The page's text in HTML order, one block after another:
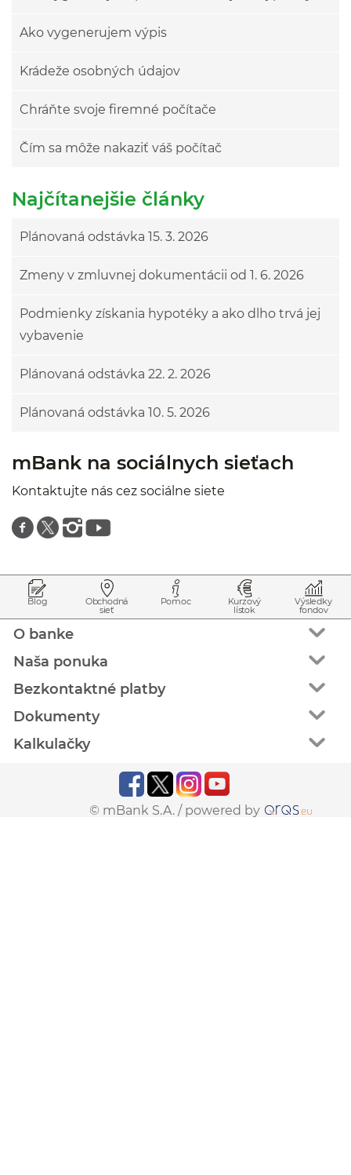
Ako vygenerujem výpis
Krádeže osobných údajov
Chráňte svoje firemné počítače
Čím sa môže nakaziť váš počítač
Najčítanejšie články
Plánovaná odstávka 15. 3. 2026
Zmeny v zmluvnej dokumentácii od 1. 6. 2026
Podmienky získania hypotéky a ako dlho trvá jej
vybavenie
Plánovaná odstávka 22. 2. 2026
Plánovaná odstávka 10. 5. 2026
mBank na sociálnych sieťach
Kontaktujte nás cez sociálne siete
Znajdź nas na facebooku
Znajdź nas na twitterze
Znajdź nas na instagramie
Znajdź nas na youtube
Blog Obchodná
sieť
Pomoc Kurzový
lístok
Výsledky
fondov
O banke
Naša ponuka
Bezkontaktné platby
Dokumenty
Kalkulačky
© mBank S.A. / powered by